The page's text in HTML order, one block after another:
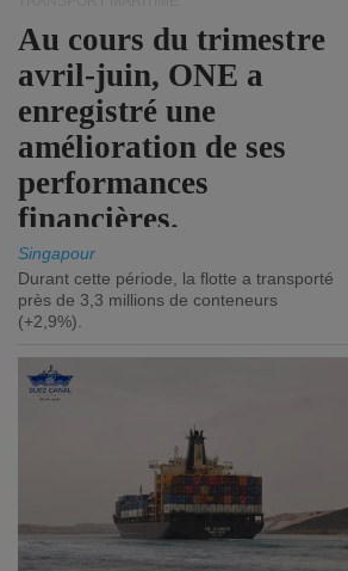
Au cours du trimestre
avril-juin, ONE a
enregistré une
amélioration de ses
performances
financières.
Singapour
Durant cette période, la flotte a transporté
près de 3,3 millions de conteneurs
(+2,9%).